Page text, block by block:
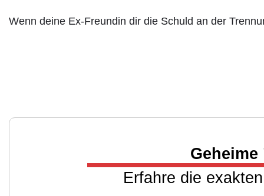
Wenn deine Ex-Freundin dir die Schuld an der
Erfahre die